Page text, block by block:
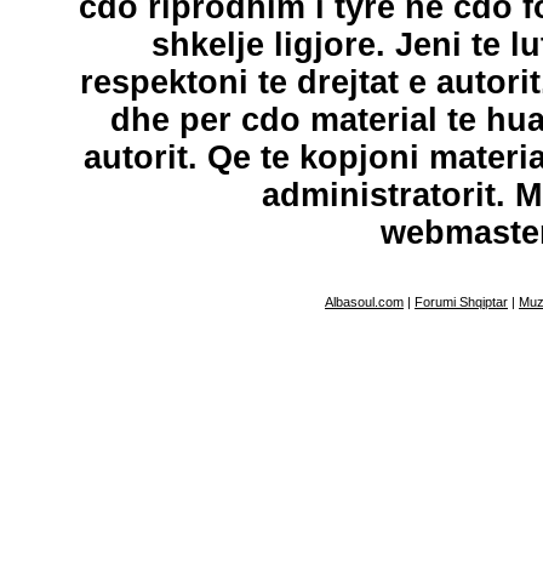
cdo riprodhim i tyre ne cdo
shkelje ligjore. Jeni te
respektoni te drejtat e
dhe per cdo material te
autorit. Qe te kopjoni
administratorit.
Albasoul.com | Forumi Shqiptar |